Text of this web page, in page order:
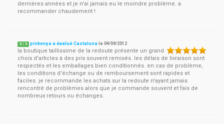
dernières années et je n'ai jamais eu le moindre problème. a
recommander chaudement !
5 / 5 pinkenya a évalué Castaluna le04/09/2012
la boutique taillissime de la redoute présente un grand
choix d'articles à des prix souvent remisés. les délais de livraison sont
respectés et les emballages bien conditionnés. en cas de problème,
les conditions d'échange ou de remboursement sont rapides et
faciles. je recommande les achats sur la redoute n'ayant jamais
rencontré de problèmes alors que je commande souvent et fais de
nombreux retours ou échanges.